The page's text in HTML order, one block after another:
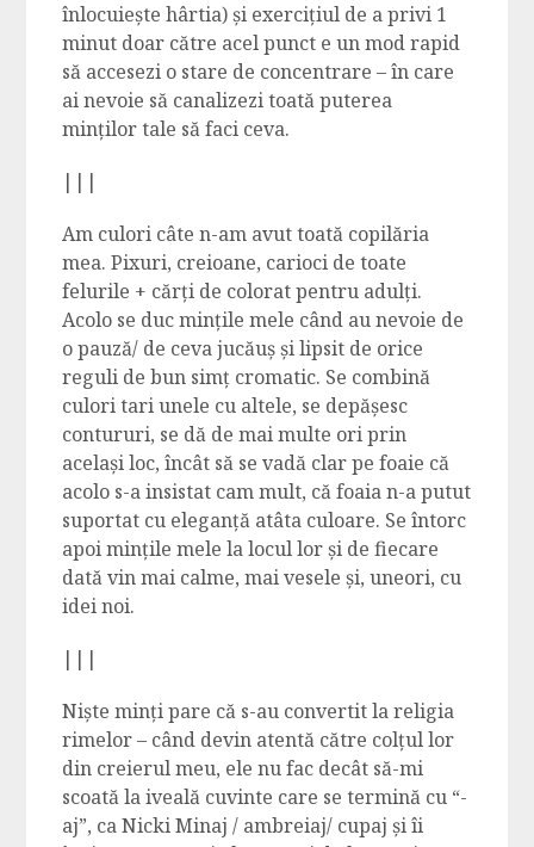
înlocuiește hârtia) și exercițiul de a privi 1
minut doar către acel punct e un mod rapid
să accesezi o stare de concentrare – în care
ai nevoie să canalizezi toată puterea
minților tale să faci ceva.
|||
Am culori câte n-am avut toată copilăria
mea. Pixuri, creioane, carioci de toate
felurile + cărți de colorat pentru adulți.
Acolo se duc mințile mele când au nevoie de
o pauză/ de ceva jucăuș și lipsit de orice
reguli de bun simț cromatic. Se combină
culori tari unele cu altele, se depășesc
contururi, se dă de mai multe ori prin
același loc, încât să se vadă clar pe foaie că
acolo s-a insistat cam mult, că foaia n-a putut
suportat cu eleganță atâta culoare. Se întorc
apoi mințile mele la locul lor și de fiecare
dată vin mai calme, mai vesele și, uneori, cu
idei noi.
|||
Niște minți pare că s-au convertit la religia
rimelor – când devin atentă către colțul lor
din creierul meu, ele nu fac decât să-mi
scoată la iveală cuvinte care se termină cu “-
aj”, ca Nicki Minaj / ambreiaj/ cupaj și îi